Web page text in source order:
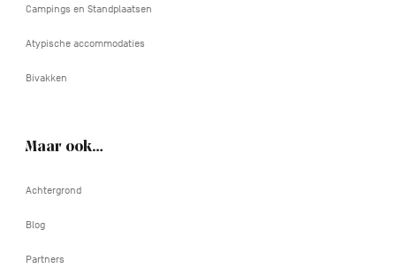
Campings en Standplaatsen
Atypische accommodaties
Bivakken
Maar ook…
Achtergrond
Blog
Partners